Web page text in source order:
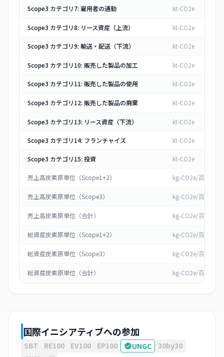
Scope3 カテゴリ7: 雇用者の通勤 kt-CO2e
Scope3 カテゴリ8: リース資産（上流） kt-CO2e
Scope3 カテゴリ9: 輸送・配送（下流） kt-CO2e
Scope3 カテゴリ10: 販売した製品の加工 kt-CO2e
Scope3 カテゴリ11: 販売した製品の使用 kt-CO2e
Scope3 カテゴリ12: 販売した製品の廃棄 kt-CO2e
Scope3 カテゴリ13: リース資産（下流） kt-CO2e
Scope3 カテゴリ14: フランチャイズ kt-CO2e
Scope3 カテゴリ15: 投資 kt-CO2e
売上高炭素原単位（Scope1+2） kg-CO2e/百万円
売上高炭素原単位（Scope3） kg-CO2e/百万円
売上高炭素原単位（合計） kg-CO2e/百万円
総資産炭素原単位（Scope1+2） kg-CO2e/百万円
総資産炭素原単位（Scope3） kg-CO2e/百万円
総資産炭素原単位（合計） kg-CO2e/百万円
国際イニシアティブへの参加
SBT RE100 EV100 EP100 UNGC
30by30